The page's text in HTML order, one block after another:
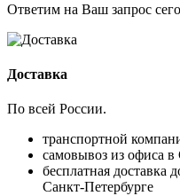
Ответим на Ваш запрос
Доставка
По всей России.
транспортной
самовывоз из офиса в
бесплатная доставка
Санкт-Петербурге